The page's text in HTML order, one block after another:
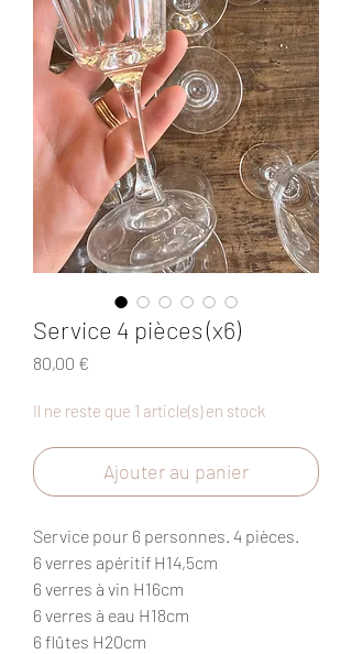
Service 4 pièces (x6)
80,00 €
Il ne reste que 1 article(s) en stock
Ajouter au panier
Service pour 6 personnes. 4 pièces.
6 verres apéritif H14,5cm
6 verres à vin H16cm
6 verres à eau H18cm
6 flûtes H20cm